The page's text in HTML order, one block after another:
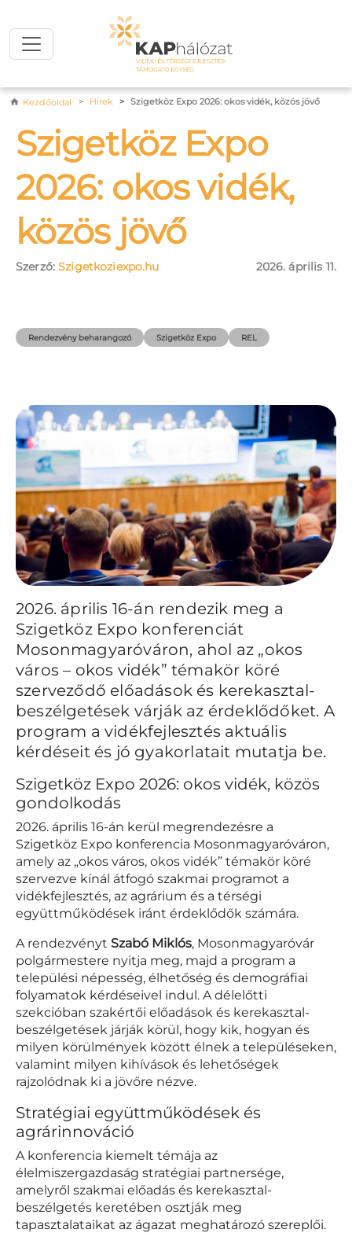
Morzsa
Kezdőoldal Hírek Szigetköz Expo 2026: okos vidék, közös jövő
Szigetköz Expo
2026: okos vidék,
közös jövő
Szerző: Szigetkoziexpo.hu 2026. április 11.
Rendezvény beharangozó Szigetköz Expo REL
2026. április 16-án rendezik meg a
Szigetköz Expo konferenciát
Mosonmagyaróváron, ahol az „okos
város – okos vidék” témakör köré
szerveződő előadások és kerekasztal-
beszélgetések várják az érdeklődőket. A
program a vidékfejlesztés aktuális
kérdéseit és jó gyakorlatait mutatja be.
Szigetköz Expo 2026: okos vidék, közös
gondolkodás
2026. április 16-án kerül megrendezésre a
Szigetköz Expo konferencia Mosonmagyaróváron,
amely az „okos város, okos vidék” témakör köré
szervezve kínál átfogó szakmai programot a
vidékfejlesztés, az agrárium és a térségi
együttműködések iránt érdeklődők számára.
A rendezvényt Szabó Miklós, Mosonmagyaróvár
polgármestere nyitja meg, majd a program a
települési népesség, élhetőség és demográfiai
folyamatok kérdéseivel indul. A délelőtti
szekcióban szakértői előadások és kerekasztal-
beszélgetések járják körül, hogy kik, hogyan és
milyen körülmények között élnek a településeken,
valamint milyen kihívások és lehetőségek
rajzolódnak ki a jövőre nézve.
Stratégiai együttműködések és
agrárinnováció
A konferencia kiemelt témája az
élelmiszergazdaság stratégiai partnersége,
amelyről szakmai előadás és kerekasztal-
beszélgetés keretében osztják meg
tapasztalataikat az ágazat meghatározó szereplői.